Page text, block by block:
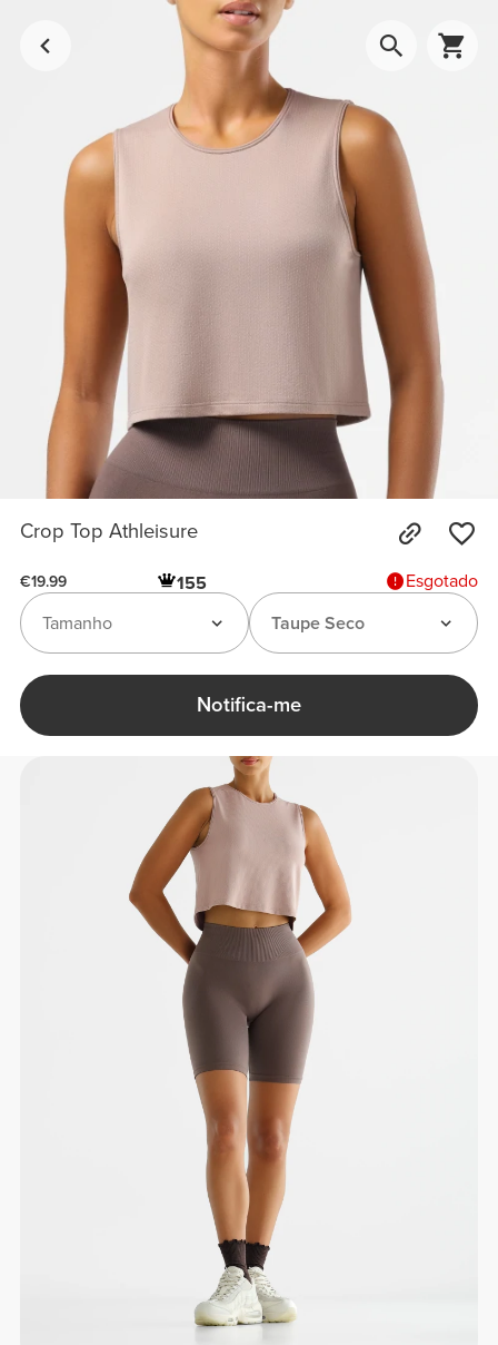
Crop Top Athleisure
€19.99 155
Esgotado
Taupe Seco
Tamanho
Notifica-me